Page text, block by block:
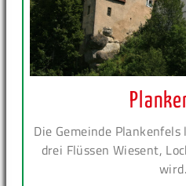
Die Gemeinde
drei Flüssen Wiesent,